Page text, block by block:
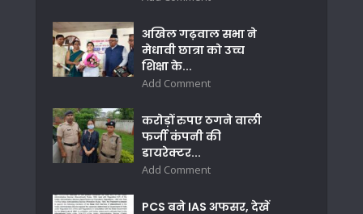
अखिल गढ़वाल सभा ने
मेधावी छात्रा को उच्च
शिक्षा के...
Add Comment
करोड़ों रुपए ठगने वाली
फर्जी कंपनी की
डायरेक्टर...
Add Comment
PCS बने IAS अफसर, देखें